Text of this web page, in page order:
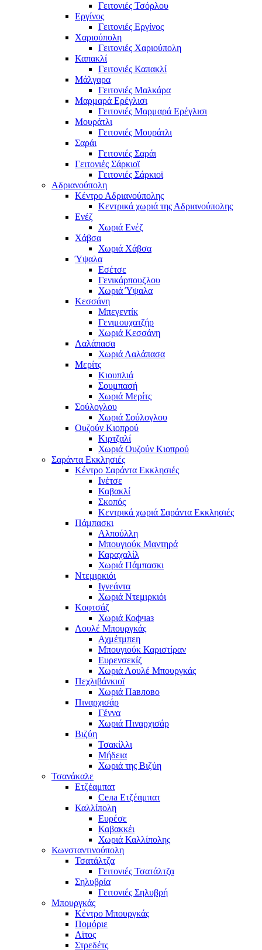
Γειτονιές Τσόρλου
Εργίνος
Γειτονιές Εργίνος
Χαριούπολη
Γειτονιές Χαριούπολη
Καπακλί
Γειτονιές Καπακλί
Μάλγαρα
Γειτονιές Μαλκάρα
Μαρμαρά Ερέγλισι
Γειτονιές Μαρμαρά Ερέγλισι
Μουράτλι
Γειτονιές Μουράτλι
Σαράι
Γειτονιές Σαράι
Γειτονιές Σάρκιοϊ
Γειτονιές Σάρκιοϊ
Αδριανούπολη
Κέντρο Αδριανούπολης
Κεντρικά χωριά της Αδριανούπολης
Ενέζ
Χωριά Ενέζ
Χάβσα
Χωριά Χάβσα
Ύψαλα
Εσέτσε
Γενικάρπουζλου
Χωριά Ύψαλα
Κεσσάνη
Μπεγεντίκ
Γενιμουχατζήρ
Χωριά Κεσσάνη
Λαλάπασα
Χωριά Λαλάπασα
Μερίτς
Κιουπλιά
Σουμπασή
Χωριά Μερίτς
Σούλογλου
Χωριά Σούλογλου
Ουζούν Κιοπρού
Κιρτζαλί
Χωριά Ουζούν Κιοπρού
Σαράντα Εκκλησιές
Κέντρο Σαράντα Εκκλησιές
Ινέτσε
Καβακλί
Σκοπός
Κεντρικά χωριά Σαράντα Εκκλησιές
Πάμπασκι
Αλπούλλη
Μπουγιούκ Μαντηρά
Καραχαλίλ
Χωριά Πάμπασκι
Ντεμιρκιόι
Ιγνεάντα
Χωριά Ντεμιρκιόι
Κοφτσάζ
Χωριά Кофчаз
Λουλέ Μπουργκάς
Αχμέτμπεη
Μπουγιούκ Καριστίραν
Ευρενσεκίζ
Χωριά Λουλέ Μπουργκάς
Πεχλιβάνκιοϊ
Χωριά Павлово
Πιναρχισάρ
Γέννα
Χωριά Πιναρχισάρ
Βιζύη
Τσακίλλι
Μήδεια
Χωριά της Βιζύη
Τσανάκαλε
Ετζέαμπατ
Села Ετζέαμπατ
Καλλίπολη
Ευρέσε
Καβακκέι
Χωριά Καλλίπολης
Κωνσταντινούπολη
Τσατάλτζα
Γειτονιές Τσατάλτζα
Σηλυβρία
Γειτονιές Σηλυβρή
Μπουργκάς
Κέντρο Μπουργκάς
Πομόριε
Αϊτος
Στρεδέτς